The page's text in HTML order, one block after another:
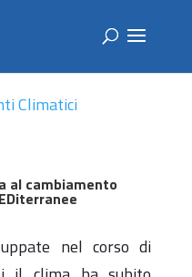
al cambiamento
nel corso di